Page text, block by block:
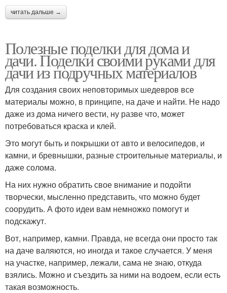
читать дальше →
Полезные поделки для дома и
дачи. Поделки своими руками для
дачи из подручных материалов
Для создания своих неповторимых шедевров все
материалы можно, в принципе, на даче и найти. Не надо
даже из дома ничего вести, ну разве что, может
потребоваться краска и клей.
Это могут быть и покрышки от авто и велосипедов, и
камни, и бревнышки, разные строительные материалы, и
даже солома.
На них нужно обратить свое внимание и подойти
творчески, мысленно представить, что можно будет
соорудить. А фото идеи вам немножко помогут и
подскажут.
Вот, например, камни. Правда, не всегда они просто так
на даче валяются, но иногда и такое случается. У меня
на участке, например, лежали, сама не знаю, откуда
взялись. Можно и съездить за ними на водоем, если есть
такая возможность.